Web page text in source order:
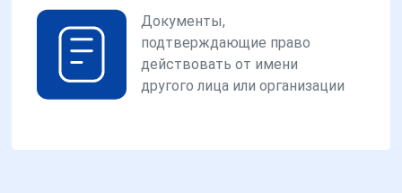
Документы,
подтверждающие право
действовать от имени
другого лица или организации